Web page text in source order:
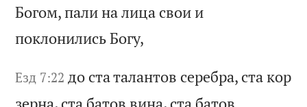
Богом, пали налица свои и
поклонилисьБогу,
Езд 7:22 до статалантов серебра, ста кор